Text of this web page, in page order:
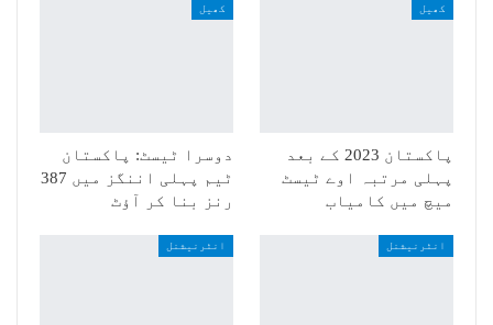
کھیل
پاکستان 2023 کے بعد
پہلی مرتبہ اوے ٹیسٹ
میچ میں کامیاب
کھیل
دوسرا ٹیسٹ: پاکستان
ٹیم پہلی اننگز میں 387
رنز بنا کر آؤٹ
انٹرنیشنل انٹرنیشنل